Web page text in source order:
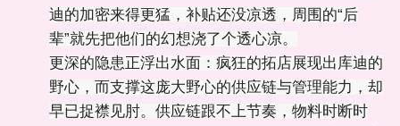
迪的加密来得更猛，补贴还没凉透，周围的“后
辈”就先把他们的幻想浇了个透心凉。
更深的隐患正浮出水面：疯狂的拓店展现出库迪的
野心，而支撑这庞大野心的供应链与管理能力，却
早已捉襟见肘。供应链跟不上节奏，物料时断时